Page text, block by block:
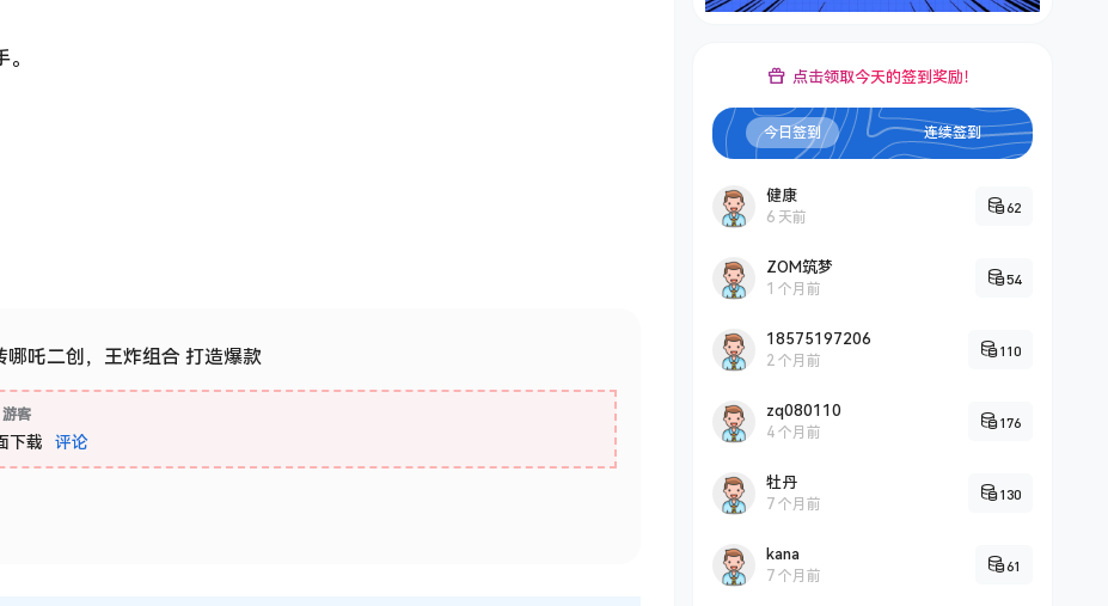
哪吒二创，王炸组合 打造爆款
游客
下载 评论
点击领取今天的签到奖励！
今日签到 连续签到
健康
6 天前
62
ZOM筑梦
1 个月前
54
18575197206
2 个月前
110
zq080110
4 个月前
176
牡丹
7 个月前
130
kana
7 个月前
61